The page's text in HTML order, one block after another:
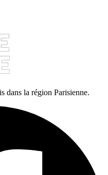
dans la région Parisienne.